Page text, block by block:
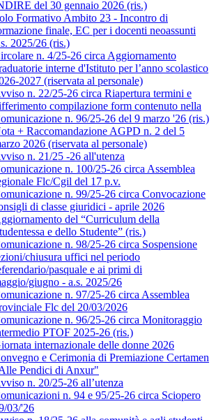
del 30 gennaio 2026 (ris.)
Formativo Ambito 23 - Incontro di
finale, EC per i docenti neoassunti
2025/26 (ris.)
n. 4/25-26 circa Aggiornamento
interne d'Istituto per l’anno scolastico
2027 (riservata al personale)
n. 22/25-26 circa Riapertura termini e
compilazione form contenuto nella
n. 96/25-26 del 9 marzo '26 (ris.)
+ Raccomandazione AGPD n. 2 del 5
2026 (riservata al personale)
n. 21/25 -26 all'utenza
n. 100/25-26 circa Assemblea
Flc/Cgil del 17 p.v.
n. 99/25-26 circa Convocazione
di classe giuridici - aprile 2026
del “Curriculum della
e dello Studente” (ris.)
n. 98/25-26 circa Sospensione
chiusura uffici nel periodo
pasquale e ai primi di
giugno - a.s. 2025/26
n. 97/25-26 circa Assemblea
Flc del 20/03/2026
n. 96/25-26 circa Monitoraggio
PTOF 2025-26 (ris.)
internazionale delle donne 2026
e Cerimonia di Premiazione Certamen
Pendici di Anxur"
n. 20/25-26 all’utenza
n. 94 e 95/25-26 circa Sciopero
03/'26